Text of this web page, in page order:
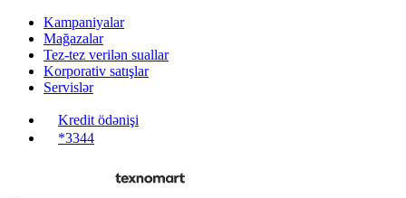
Kampaniyalar
Mağazalar
Tez-tez verilən suallar
Korporativ satışlar
Servislər
Kredit ödənişi
*3344